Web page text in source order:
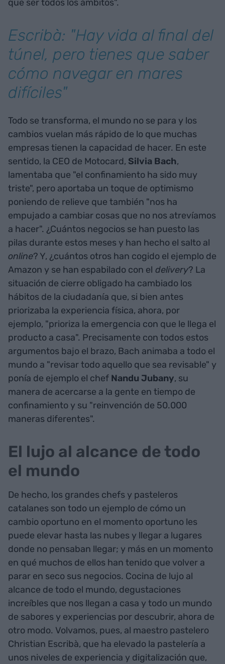
que ser todos los ámbitos".
Escribà: "Hay vida al final del
túnel, pero tienes que saber
cómo navegar en mares
difíciles"
Todo se transforma, el mundo no se para y los
cambios vuelan más rápido de lo que muchas
empresas tienen la capacidad de hacer. En este
sentido, la CEO de Motocard, Silvia Bach,
lamentaba que "el confinamiento ha sido muy
triste", pero aportaba un toque de optimismo
poniendo de relieve que también "nos ha
empujado a cambiar cosas que no nos atrevíamos
a hacer". ¿Cuántos negocios se han puesto las
pilas durante estos meses y han hecho el salto al
online? Y, ¿cuántos otros han cogido el ejemplo de
Amazon y se han espabilado con el delivery? La
situación de cierre obligado ha cambiado los
hábitos de la ciudadanía que, si bien antes
priorizaba la experiencia física, ahora, por
ejemplo, "prioriza la emergencia con que le llega el
producto a casa". Precisamente con todos estos
argumentos bajo el brazo, Bach animaba a todo el
mundo a "revisar todo aquello que sea revisable" y
ponía de ejemplo el chef Nandu Jubany, su
manera de acercarse a la gente en tiempo de
confinamiento y su "reinvención de 50.000
maneras diferentes".
El lujo al alcance de todo
el mundo
De hecho, los grandes chefs y pasteleros
catalanes son todo un ejemplo de cómo un
cambio oportuno en el momento oportuno les
puede elevar hasta las nubes y llegar a lugares
donde no pensaban llegar; y más en un momento
en qué muchos de ellos han tenido que volver a
parar en seco sus negocios. Cocina de lujo al
alcance de todo el mundo, degustaciones
increíbles que nos llegan a casa y todo un mundo
de sabores y experiencias por descubrir, ahora de
otro modo. Volvamos, pues, al maestro pastelero
Christian Escribà, que ha elevado la pastelería a
unos niveles de experiencia y digitalización que,